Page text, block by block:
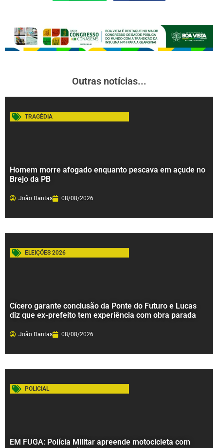
Outras notícias...
TRAGÉDIA
Homem morre afogado enquanto pescava em açude no
Brejo da PB
João Dantas 08/08/2026
ELEIÇÕES 2026
Cícero garante conclusão da Ponte do Futuro e Lucas
diz que ex-prefeito tem experiência com obra parada
João Dantas 08/08/2026
POLICIAL
EM FUGA: Polícia Militar apreende motocicleta com